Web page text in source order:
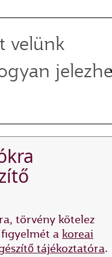
velünk
törvény kötelez
a koreai
tájékoztatóra.